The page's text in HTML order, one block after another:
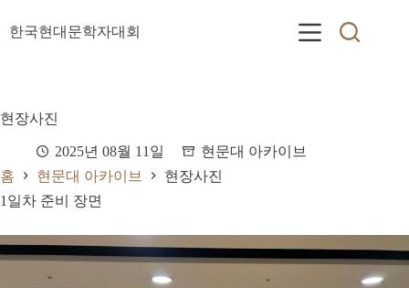
문
뛰
한국현대문학자대회
현장사진
2025년 08월 11일
현문대 아카이브
홈
현문대 아카이브
현장사진
1일차 준비 장면